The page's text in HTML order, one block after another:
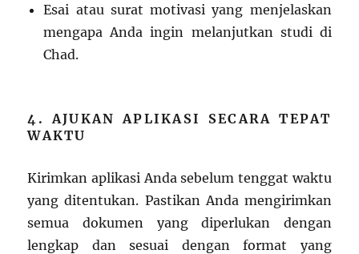
Esai atau surat motivasi yang menjelaskan
mengapa Anda ingin melanjutkan studi di
Chad.
4. AJUKAN APLIKASI SECARA TEPAT
WAKTU
Kirimkan aplikasi Anda sebelum tenggat waktu
yang ditentukan. Pastikan Anda mengirimkan
semua dokumen yang diperlukan dengan
lengkap dan sesuai dengan format yang